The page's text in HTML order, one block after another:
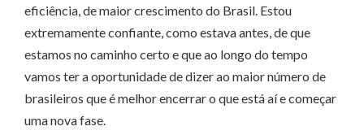
eficiência, de maior crescimento do Brasil. Estou
extremamente confiante, como estava antes, de que
estamos no caminho certo e que ao longo do tempo
vamos ter a oportunidade de dizer ao maior número de
brasileiros que é melhor encerrar o que está aí e começar
uma nova fase.